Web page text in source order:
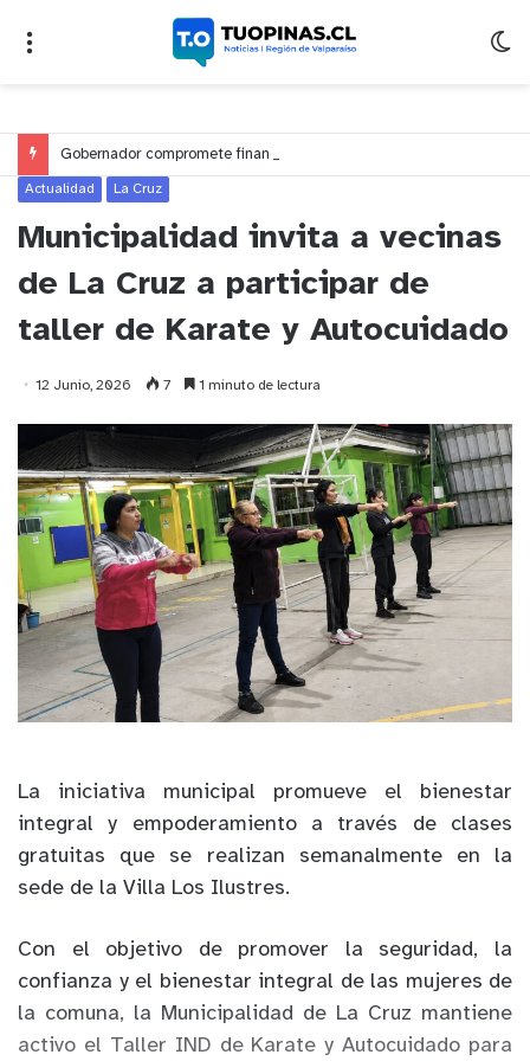
Actualidad La Cruz
Municipalidad invita a vecinas
de La Cruz a participar de
taller de Karate y Autocuidado
12 Junio, 2026 7 1 minuto de lectura
La iniciativa municipal promueve el bienestar
integral y empoderamiento a través de clases
gratuitas que se realizan semanalmente en la
sede de la Villa Los Ilustres.
Con el objetivo de promover la seguridad, la
confianza y el bienestar integral de las mujeres de
la comuna, la Municipalidad de La Cruz mantiene
activo el Taller IND de Karate y Autocuidado para